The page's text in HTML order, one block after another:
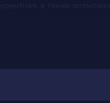
а также